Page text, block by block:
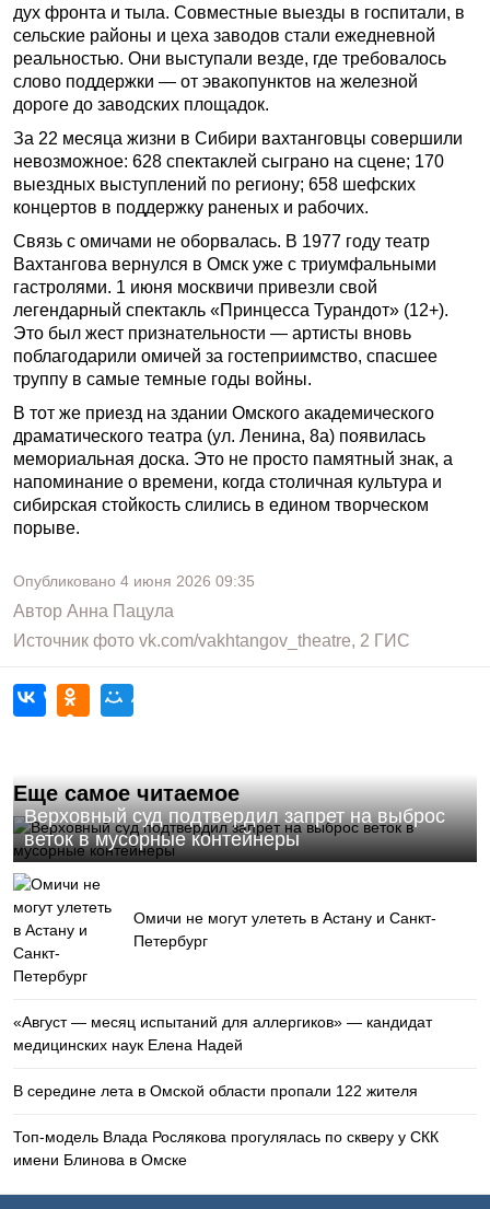
дух фронта и тыла. Совместные выезды в госпитали, в
сельские районы и цеха заводов стали ежедневной
реальностью. Они выступали везде, где требовалось
слово поддержки — от эвакопунктов на железной
дороге до заводских площадок.
За 22 месяца жизни в Сибири вахтанговцы совершили
невозможное: 628 спектаклей сыграно на сцене; 170
выездных выступлений по региону; 658 шефских
концертов в поддержку раненых и рабочих.
Связь с омичами не оборвалась. В 1977 году театр
Вахтангова вернулся в Омск уже с триумфальными
гастролями. 1 июня москвичи привезли свой
легендарный спектакль «Принцесса Турандот» (12+).
Это был жест признательности — артисты вновь
поблагодарили омичей за гостеприимство, спасшее
труппу в самые темные годы войны.
В тот же приезд на здании Омского академического
драматического театра (ул. Ленина, 8а) появилась
мемориальная доска. Это не просто памятный знак, а
напоминание о времени, когда столичная культура и
сибирская стойкость слились в едином творческом
порыве.
Опубликовано 4 июня 2026 09:35
Автор Анна Пацула
Источник фото vk.com/vakhtangov_theatre, 2 ГИС
Еще самое читаемое
Верховный суд подтвердил запрет на выброс
веток в мусорные контейнеры
Омичи не могут улететь в Астану и Санкт-
Петербург
«Август — месяц испытаний для аллергиков» — кандидат
медицинских наук Елена Надей
В середине лета в Омской области пропали 122 жителя
Топ-модель Влада Рослякова прогулялась по скверу у СКК
имени Блинова в Омске